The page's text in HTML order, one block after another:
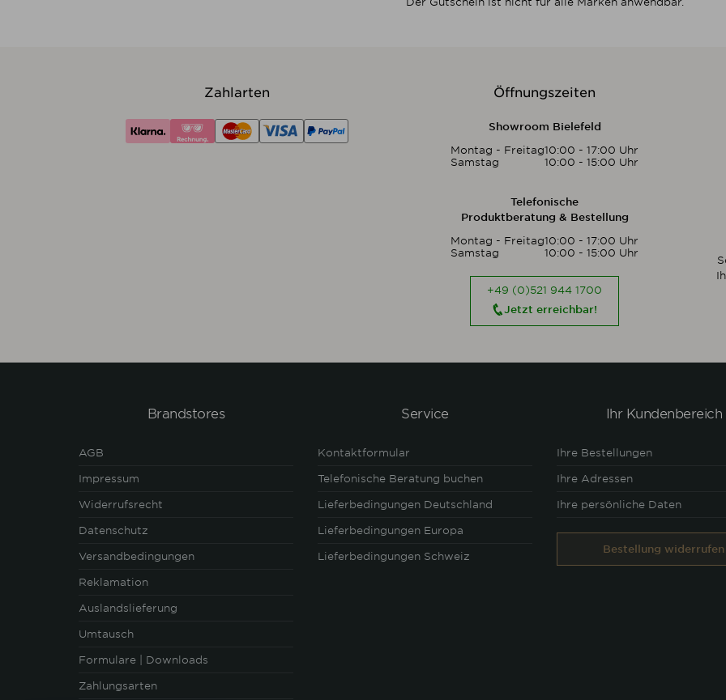
Zahlarten Öffnungszeiten
Showroom Bielefeld
Montag - Freitag10:00 - 17:00 Uhr
Samstag
10:00 - 15:00 Uhr
Telefonische
Produktberatung & Bestellung
Montag - Freitag10:00 - 17:00 Uhr
Samstag
10:00 - 15:00 Uhr
+49 (0)521 944 1700
Jetzt erreichbar!
Brandstores
AGB
Impressum
Widerrufsrecht
Datenschutz
Versandbedingungen
Reklamation
Auslandslieferung
Umtausch
Formulare | Downloads
Zahlungsarten
Service
Kontaktformular
Telefonische Beratung buchen
Lieferbedingungen Deutschland
Lieferbedingungen Europa
Lieferbedingungen Schweiz
Ihr Kundenbereich
Ihre Bestellungen
Ihre Adressen
Ihre persönliche Daten
Bestellung widerrufen